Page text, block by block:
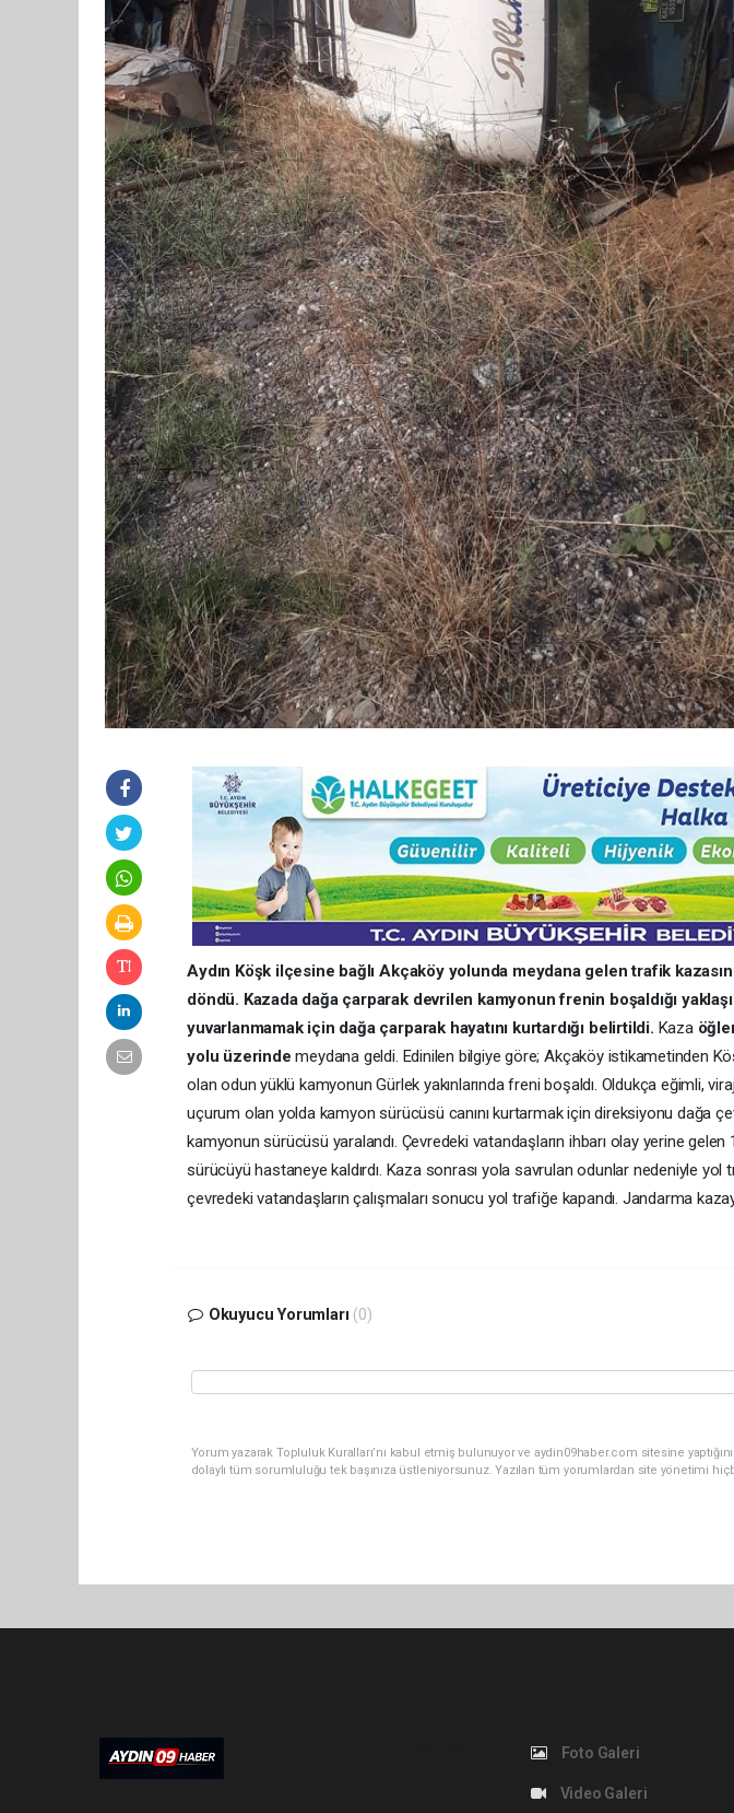
Aydın Köşk ilçesine bağlı Akçaköy yolunda meydana gelen trafik
döndü. Kazada dağa çarparak devrilen kamyonun frenin boşaldığı
yuvarlanmamak için dağa çarparak hayatını kurtardığı belirtildi. Kaza
yolu üzerinde meydana geldi. Edinilen bilgiye göre; Akçaköy istikametinden
olan odun yüklü kamyonun Gürlek yakınlarında freni boşaldı. Oldukça eğimli,
uçurum olan yolda kamyon sürücüsü canını kurtarmak için direksiyonu dağa
kamyonun sürücüsü yaralandı. Çevredeki vatandaşların ihbarı olay yerine gelen
sürücüyü hastaneye kaldırdı. Kaza sonrası yola savrulan odunlar nedeniyle yol
çevredeki vatandaşların çalışmaları sonucu yol trafiğe kapandı. Jandarma
Okuyucu Yorumları (0)
Yorum yazarak Topluluk Kuralları’nı kabul etmiş bulunuyor ve aydin09haber.com sitesine
dolaylı tüm sorumluluğu tek başınıza üstleniyorsunuz. Yazılan tüm yorumlardan site yönetimi
Foto Galeri
Video Galeri